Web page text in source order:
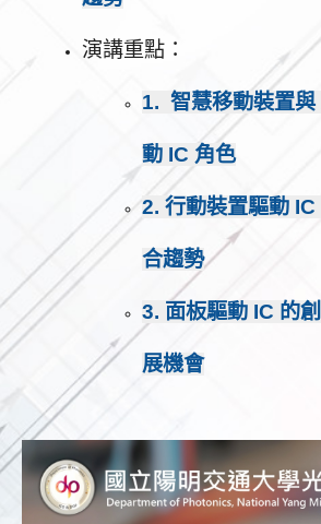
演講重點：
1. 智慧移動裝置與
動 IC 角色
2. 行動裝置驅動
合趨勢
3. 面板驅動 IC 的
展機會